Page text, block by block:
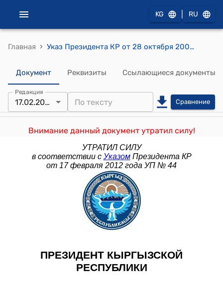
KG RU
Главная › Указ Президента КР от 28 октября 2005 года УП № 503 "О Национальном агентстве Кыргызской Республики по делам местного самоуправления"
Документ Реквизиты Ссылающиеся документы
Редакция
17.02.2012 Сравнение
Внимание данный документ утратил силу!